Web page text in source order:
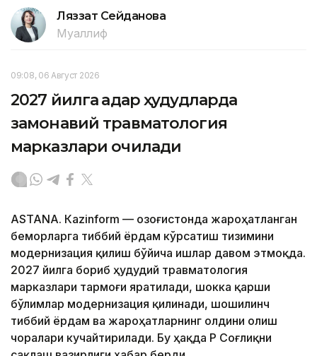
Ляззат Сейданова
Муаллиф
09:08, 06 Август 2026
2027 йилга қадар ҳудудларда
замонавий травматология
марказлари очилади
ASTANА. Кazinform — Қозоғистонда жароҳатланган
беморларга тиббий ёрдам кўрсатиш тизимини
модернизация қилиш бўйича ишлар давом этмоқда.
2027 йилга бориб ҳудудий травматология
марказлари тармоғи яратилади, шокка қарши
бўлимлар модернизация қилинади, шошилинч
тиббий ёрдам ва жароҳатларнинг олдини олиш
чоралари кучайтирилади. Бу ҳақда ҚР Соғлиқни